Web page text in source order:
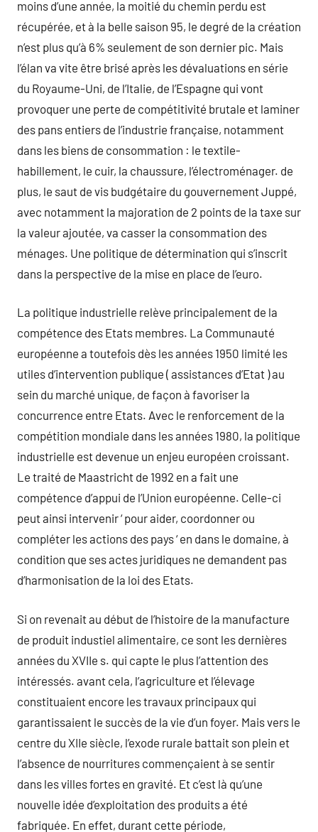
moins d’une année, la moitié du chemin perdu est
récupérée, et à la belle saison 95, le degré de la création
n’est plus qu’à 6% seulement de son dernier pic. Mais
l’élan va vite être brisé après les dévaluations en série
du Royaume-Uni, de l’Italie, de l’Espagne qui vont
provoquer une perte de compétitivité brutale et laminer
des pans entiers de l’industrie française, notamment
dans les biens de consommation : le textile-
habillement, le cuir, la chaussure, l’électroménager. de
plus, le saut de vis budgétaire du gouvernement Juppé,
avec notamment la majoration de 2 points de la taxe sur
la valeur ajoutée, va casser la consommation des
ménages. Une politique de détermination qui s’inscrit
dans la perspective de la mise en place de l’euro.
La politique industrielle relève principalement de la
compétence des Etats membres. La Communauté
européenne a toutefois dès les années 1950 limité les
utiles d’intervention publique ( assistances d’Etat ) au
sein du marché unique, de façon à favoriser la
concurrence entre Etats. Avec le renforcement de la
compétition mondiale dans les années 1980, la politique
industrielle est devenue un enjeu européen croissant.
Le traité de Maastricht de 1992 en a fait une
compétence d’appui de l’Union européenne. Celle-ci
peut ainsi intervenir ‘ pour aider, coordonner ou
compléter les actions des pays ‘ en dans le domaine, à
condition que ses actes juridiques ne demandent pas
d’harmonisation de la loi des Etats.
Si on revenait au début de l’histoire de la manufacture
de produit industiel alimentaire, ce sont les dernières
années du XVIIe s. qui capte le plus l’attention des
intéressés. avant cela, l’agriculture et l’élevage
constituaient encore les travaux principaux qui
garantissaient le succès de la vie d’un foyer. Mais vers le
centre du XIIe siècle, l’exode rurale battait son plein et
l’absence de nourritures commençaient à se sentir
dans les villes fortes en gravité. Et c’est là qu’une
nouvelle idée d’exploitation des produits a été
fabriquée. En effet, durant cette période,